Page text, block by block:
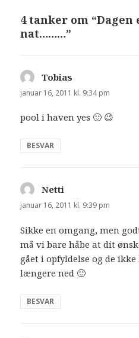
4 tanker om “Dagen
nat………”
Tobias
januar 16, 2011 kl. 9:34 pm
pool i haven yes 🙂 😉
BESVAR
Netti
januar 16, 2011 kl. 9:39 pm
Sikke en omgang, men
må vi bare håbe at dit
gået i opfyldelse og de
længere ned 🙂
BESVAR